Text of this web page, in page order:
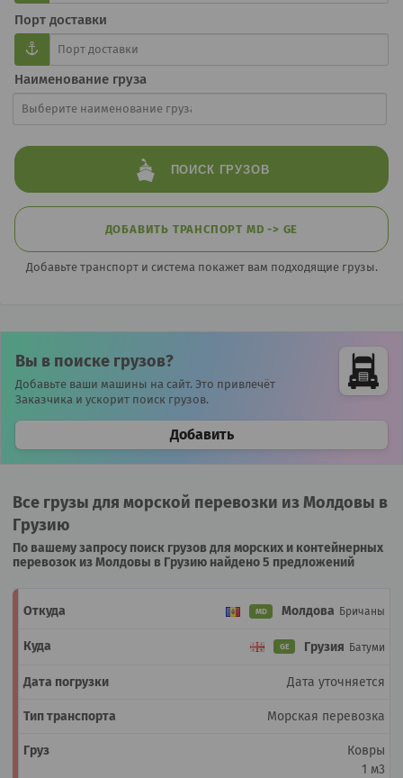
Порт доставки
Наименование груза
ПОИСК ГРУЗОВ
ДОБАВИТЬ ТРАНСПОРТ MD -> GE
Добавьте транспорт и система покажет вам подходящие грузы.
Вы в поиске грузов?
Добавьте ваши машины на сайт. Это привлечёт
Заказчика и ускорит поиск грузов.
Добавить
Все грузы для морской перевозки из Молдовы в
Грузию
По вашему запросу поиск грузов для морских и контейнерных
перевозок из Молдовы в Грузию найдено 5 предложений
MD Молдова Бричаны
GE Грузия Батуми
Дата уточняется
Морская перевозка
Ковры
1 м3